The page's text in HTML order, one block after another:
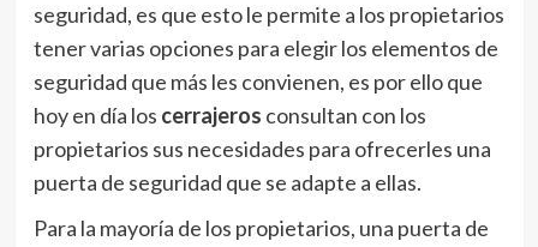
seguridad, es que esto le permite a los propietarios
tener varias opciones para elegir los elementos de
seguridad que más les convienen, es por ello que
hoy en día los cerrajeros consultan con los
propietarios sus necesidades para ofrecerles una
puerta de seguridad que se adapte a ellas.
Para la mayoría de los propietarios, una puerta de